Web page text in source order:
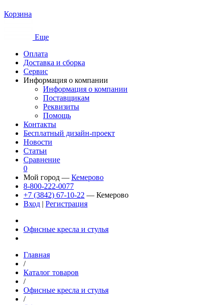
Корзина
Еще
Оплата
Доставка и сборка
Сервис
Информация о компании
Информация о компании
Поставщикам
Реквизиты
Помощь
Контакты
Бесплатный дизайн-проект
Новости
Статьи
Сравнение
0
Мой город — Кемерово
8-800-222-0077
+7 (3842) 67-10-22 — Кемерово
Вход | Регистрация
Офисные кресла и стулья
Главная
/
Каталог товаров
/
Офисные кресла и стулья
/